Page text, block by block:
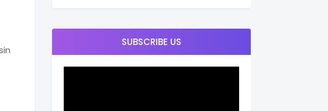
SUBSCRIBE US